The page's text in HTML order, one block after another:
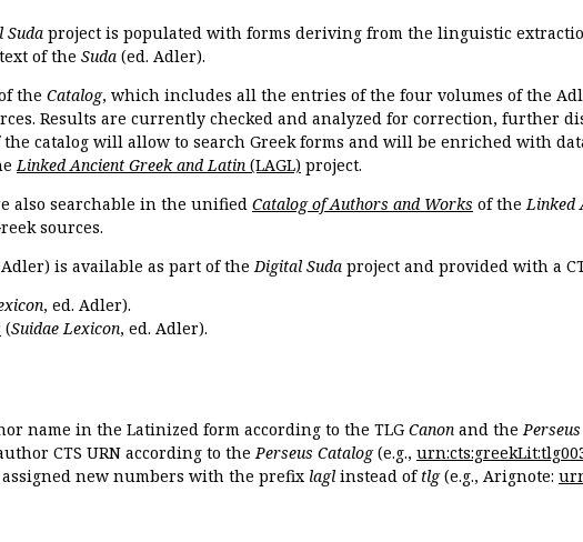
Suda project is populated with forms deriving from the linguistic
of the Suda (ed. Adler).
the Catalog, which includes all the entries of the four volumes of the
Results are currently checked and analyzed for correction, further
catalog will allow to search Greek forms and will be enriched with
Linked Ancient Greek and Latin (LAGL) project.
also searchable in the unified Catalog of Authors and Works of theLinked
sources.
Adler) is available as part of theDigital Suda project and provided with a
, ed. Adler).
(Suidae Lexicon, ed. Adler).
name in the Latinized form according to the TLG Canon and the
CTS URN according to the Perseus Catalog(e.g.,
new numbers with the prefix lagl instead of tlg(e.g., Arignote: